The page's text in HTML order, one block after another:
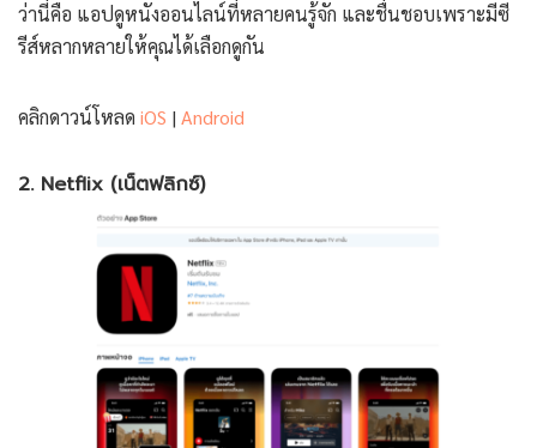
ว่านี่คือ แอปดูหนังออนไลน์ที่หลายคนรู้จัก และชื่นชอบเพราะมีซี
รีส์หลากหลายให้คุณได้เลือกดูกัน
คลิกดาวน์โหลด iOS | Android
2. Netflix (เน็ตฟลิกซ์)